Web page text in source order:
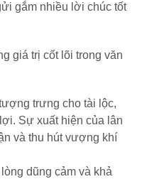
gắm nhiều lời chúc tốt
giá trị cốt lõi trong văn
trưng cho tài lộc,
Sự xuất hiện của lân
và thu hút vượng khí
dũng cảm và khả